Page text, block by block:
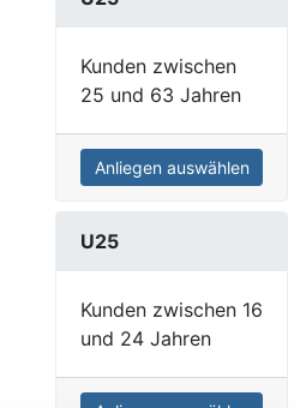
Kunden zwischen
25 und 63 Jahren
Anliegen auswählen
U25
Kunden zwischen 16
und 24 Jahren